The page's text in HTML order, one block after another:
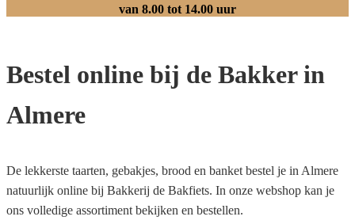
van 8.00 tot 14.00 uur
Bestel online bij de Bakker in
Almere
De lekkerste taarten, gebakjes, brood en banket bestel je in Almere
natuurlijk online bij Bakkerij de Bakfiets. In onze webshop kan je
ons volledige assortiment bekijken en bestellen.